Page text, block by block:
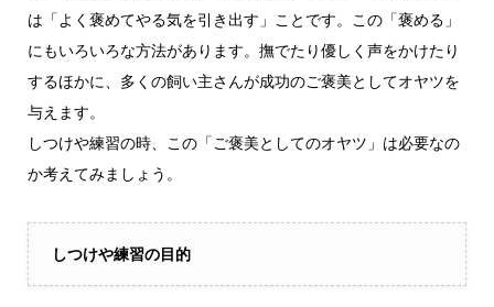
は「よく褒めてやる気を引き出す」ことです。この「褒める」
にもいろいろな方法があります。撫でたり優しく声をかけたり
するほかに、多くの飼い主さんが成功のご褒美としてオヤツを
与えます。
しつけや練習の時、この「ご褒美としてのオヤツ」は必要なの
か考えてみましょう。
しつけや練習の目的